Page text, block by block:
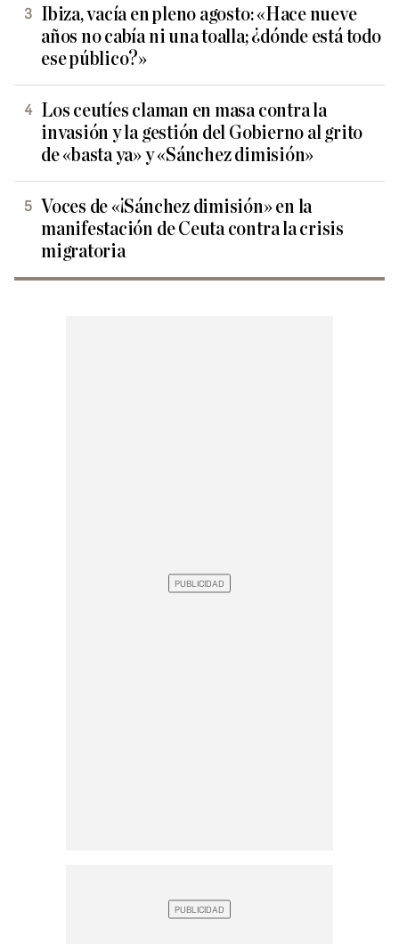
Ibiza, vacía en pleno agosto: «Hace nueve
años no cabía ni una toalla; ¿dónde está todo
ese público?»
Los ceutíes claman en masa contra la
invasión y la gestión del Gobierno al grito
de «basta ya» y «Sánchez dimisión»
Voces de «¡Sánchez dimisión» en la
manifestación de Ceuta contra la crisis
migratoria